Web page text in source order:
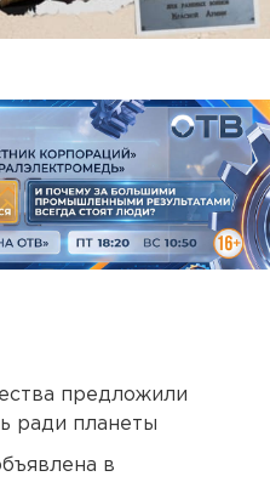
предложили
ради планеты
в